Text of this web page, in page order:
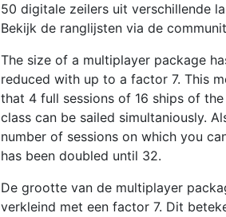
50 digitale zeilers uit verschillende
Bekijk de ranglijsten via de
The size of a multiplayer package
reduced with up to a factor 7. This
that 4 full sessions of 16 ships of
class can be sailed simultaniously.
number of sessions on which you
has been doubled until 32.
De grootte van de multiplayer
verkleind met een factor 7. Dit